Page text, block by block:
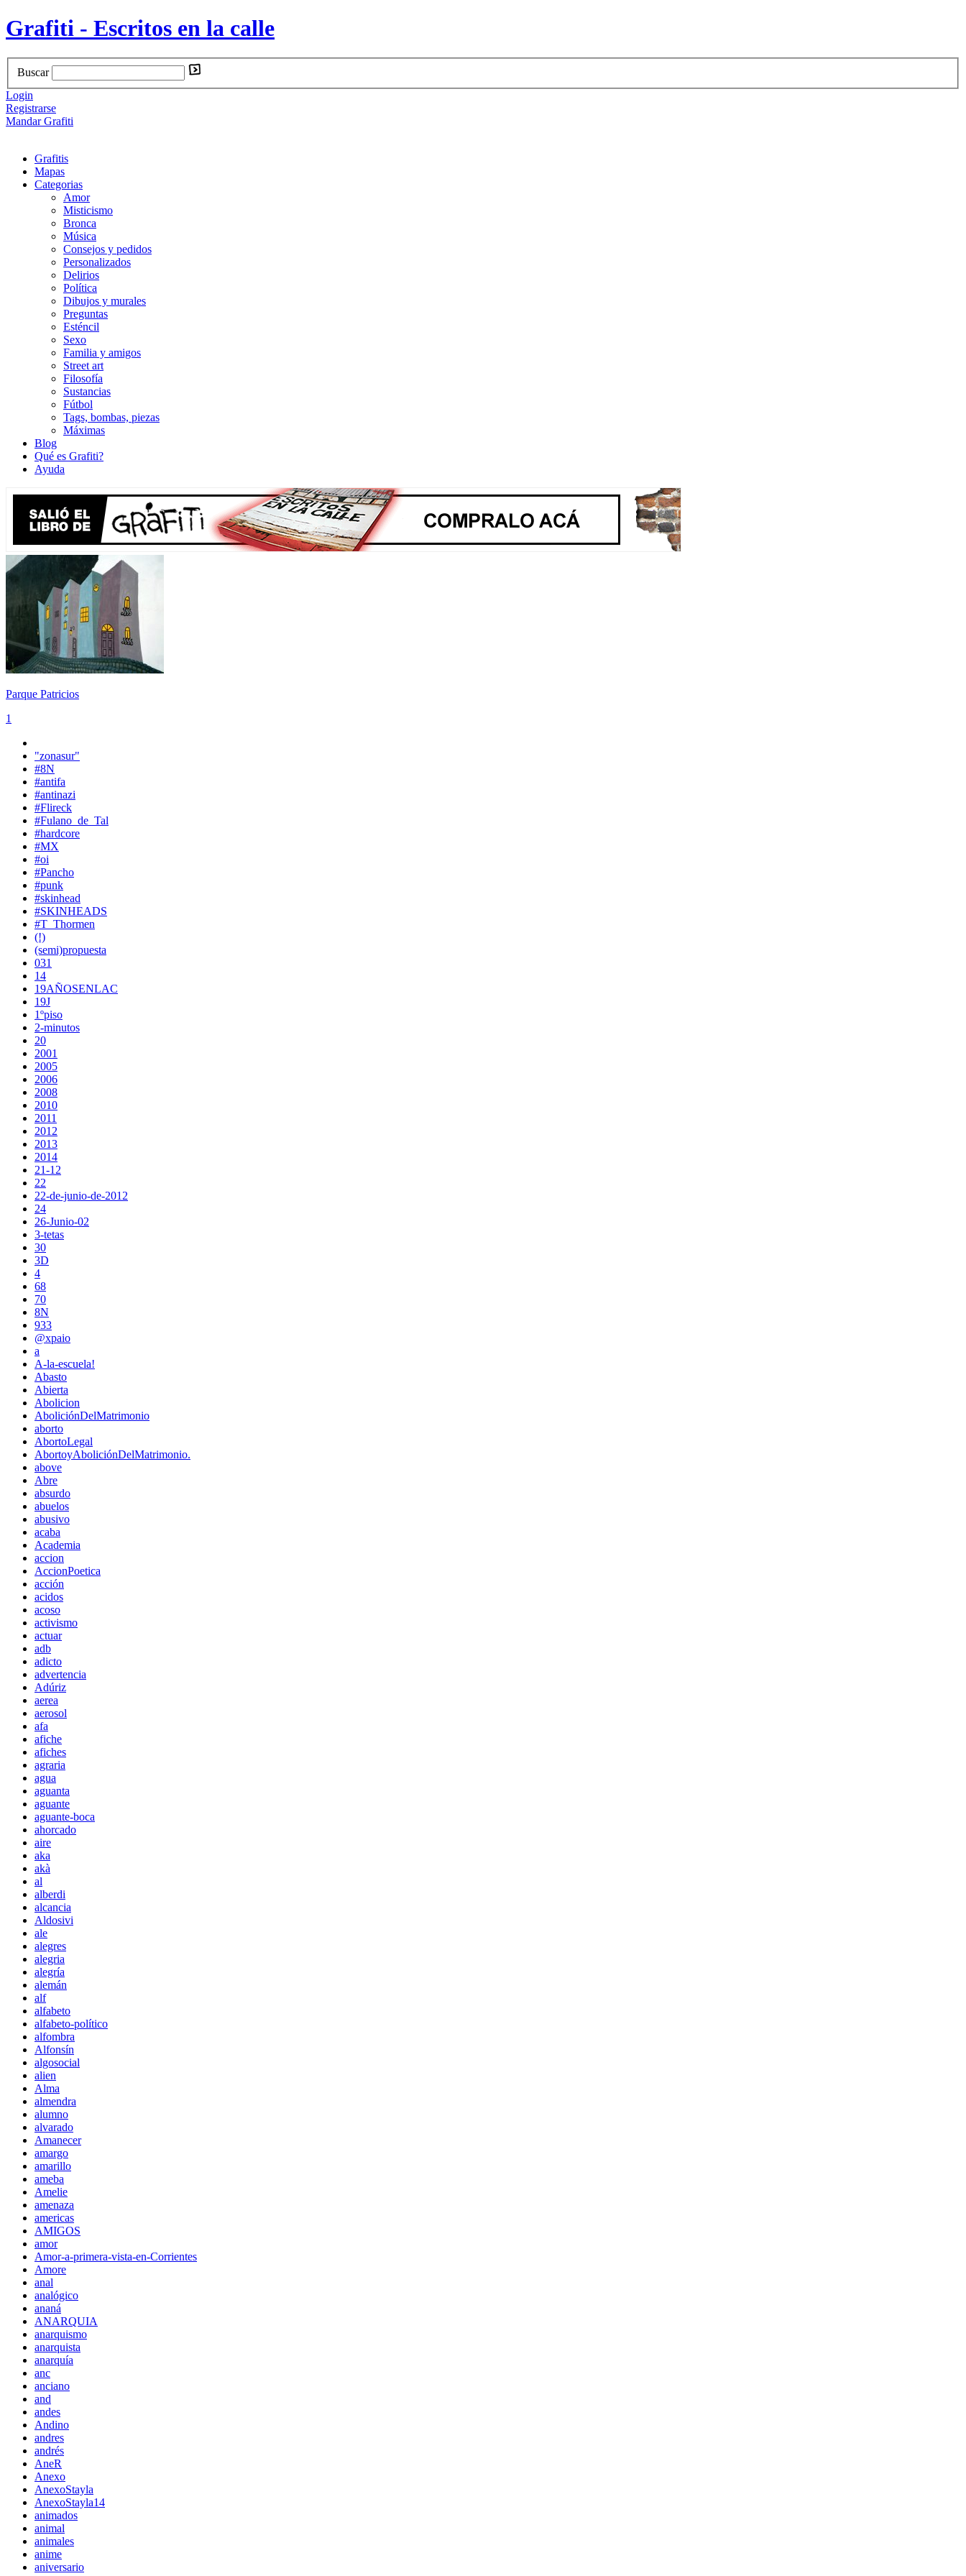
Grafiti - Escritos en la calle
Buscar
Login
Registrarse
Mandar Grafiti
Grafitis
Mapas
Categorias
Amor
Misticismo
Bronca
Música
Consejos y pedidos
Personalizados
Delirios
Política
Dibujos y murales
Preguntas
Esténcil
Sexo
Familia y amigos
Street art
Filosofía
Sustancias
Fútbol
Tags, bombas, piezas
Máximas
Blog
Qué es Grafiti?
Ayuda
Parque Patricios
1
"zonasur"
#8N
#antifa
#antinazi
#Flireck
#Fulano_de_Tal
#hardcore
#MX
#oi
#Pancho
#punk
#skinhead
#SKINHEADS
#T_Thormen
(!)
(semi)propuesta
031
14
19AÑOSENLAC
19J
1ºpiso
2-minutos
20
2001
2005
2006
2008
2010
2011
2012
2013
2014
21-12
22
22-de-junio-de-2012
24
26-Junio-02
3-tetas
30
3D
4
68
70
8N
933
@xpaio
a
A-la-escuela!
Abasto
Abierta
Abolicion
AboliciónDelMatrimonio
aborto
AbortoLegal
AbortoyAboliciónDelMatrimonio.
above
Abre
absurdo
abuelos
abusivo
acaba
Academia
accion
AccionPoetica
acción
acidos
acoso
activismo
actuar
adb
adicto
advertencia
Adúriz
aerea
aerosol
afa
afiche
afiches
agraria
agua
aguanta
aguante
aguante-boca
ahorcado
aire
aka
akà
al
alberdi
alcancia
Aldosivi
ale
alegres
alegria
alegría
alemán
alf
alfabeto
alfabeto-político
alfombra
Alfonsín
algosocial
alien
Alma
almendra
alumno
alvarado
Amanecer
amargo
amarillo
ameba
Amelie
amenaza
americas
AMIGOS
amor
Amor-a-primera-vista-en-Corrientes
Amore
anal
analógico
ananá
ANARQUIA
anarquismo
anarquista
anarquía
anc
anciano
and
andes
Andino
andres
andrés
AneR
Anexo
AnexoStayla
AnexoStayla14
animados
animal
animales
anime
aniversario